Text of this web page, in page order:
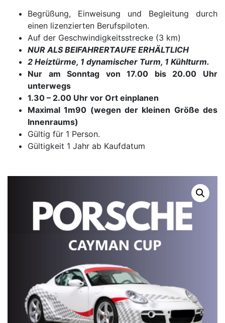
Begrüßung, Einweisung und Begleitung durch
einen lizenzierten Berufspiloten.
Auf der Geschwindigkeitsstrecke (3 km)
NUR ALS BEIFAHRERTAUFE ERHÄLTLICH
2 Heiztürme, 1 dynamischer Turm, 1 Kühlturm.
Nur am Sonntag von 17.00 bis 20.00 Uhr
unterwegs
1.30 – 2.00 Uhr vor Ort einplanen
Maximal 1m90 (wegen der kleinen Größe des
Innenraums)
Gültig für 1 Person.
Gültigkeit 1 Jahr ab Kaufdatum